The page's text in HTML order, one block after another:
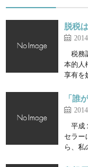
脱税
税務
本的人
享有を
「誰
平成
セラー
ら、私